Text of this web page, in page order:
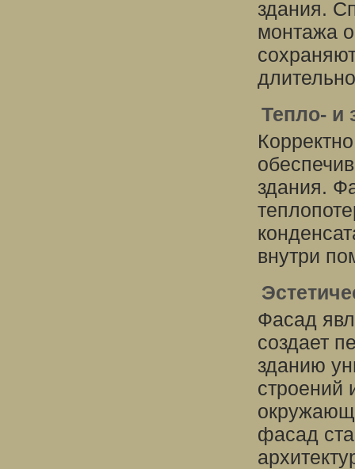
здания.
монтажа
Тепло- и
здания.
внутри
Фасад
создает
зданию
строений
фасад